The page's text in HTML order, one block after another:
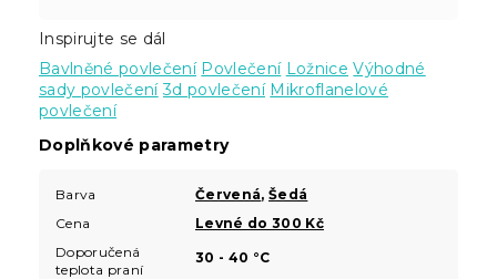
Inspirujte se dál
Bavlněné povlečení Povlečení Ložnice Výhodné
sady povlečení 3d povlečení Mikroflanelové
povlečení
Doplňkové parametry
Barva Červená,Šedá
Cena
Levné do 300 Kč
Doporučená
teplota praní
30 - 40 °C